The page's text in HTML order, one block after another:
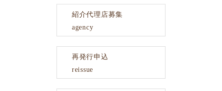
紹介代理店募集
agency
再発行申込
reissue